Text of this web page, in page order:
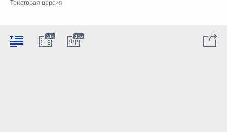
Текстовая версия
11м 11м